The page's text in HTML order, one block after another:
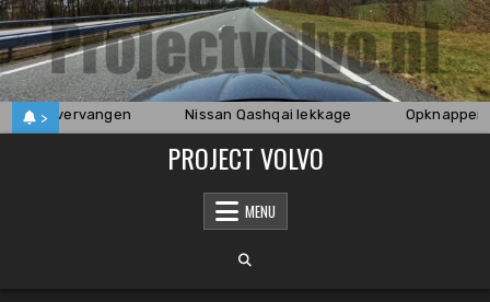
Skip
to
content
> vervangen Nissan Qashqai lekkage Opknappen
PROJECT VOLVO
MENU